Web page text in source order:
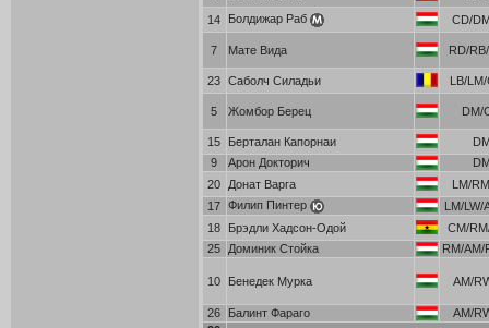
14
Болдижар Раб CD/
7 Мате Вида RD/
23 Саболч Силадьи LB/
5 Жомбор Берец DM/
15 Берталан Капорнаи
9
Арон Докторич
20
Донат Варга
LM/
17 Филип Пинтер
LM/LW/
18
Брэдли Хадсон-Одой
CM/
25
Доминик Стойка RM/AM/
10 Бенедек Мурка AM/
26 Балинт Фараго
AM/